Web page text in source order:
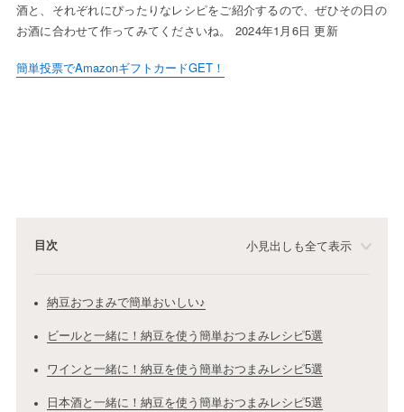
酒と、それぞれにぴったりなレシピをご紹介するので、ぜひその日の
お酒に合わせて作ってみてくださいね。 2024年1月6日 更新
簡単投票でAmazonギフトカードGET！
目次 小見出しも全て表示
納豆おつまみで簡単おいしい♪
ビールと一緒に！納豆を使う簡単おつまみレシピ5選
ワインと一緒に！納豆を使う簡単おつまみレシピ5選
日本酒と一緒に！納豆を使う簡単おつまみレシピ5選